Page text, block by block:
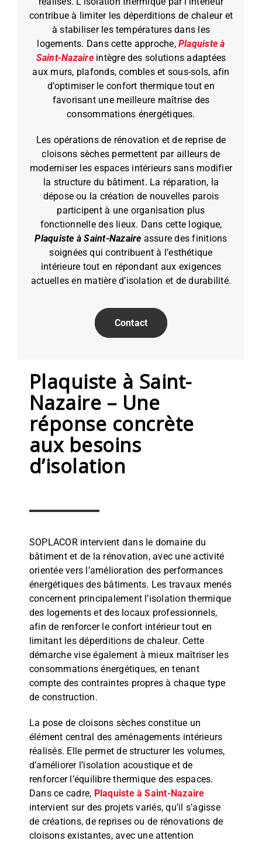
contribue à limiter les déperditions de chaleur et
à stabiliser les températures dans les
logements. Dans cette approche,Plaquiste à
Saint-Nazaireintègre des solutions adaptées
aux murs, plafonds, combles et sous-sols, afin
d’optimiser le confort thermique tout en
favorisant une meilleure maîtrise des
consommations énergétiques.
Les opérations de rénovation et de reprise de
cloisons sèches permettent par ailleurs de
moderniser les espaces intérieurs sans modifier
la structure du bâtiment. La réparation, la
dépose ou la création de nouvelles parois
participent à une organisation plus
fonctionnelle des lieux. Dans cette logique,
Plaquiste à Saint-Nazaire assure des finitions
soignées qui contribuent à l’esthétique
intérieure tout en répondant aux exigences
actuelles en matière d’isolation et de durabilité.
Contact
Plaquiste à Saint-
Nazaire – Une
réponse concrète
aux besoins
d’isolation
SOPLACOR intervient dans le domaine du
bâtiment et de la rénovation, avec une activité
orientée vers l’amélioration des performances
énergétiques des bâtiments. Les travaux menés
concernent principalement l’isolation thermique
des logements et des locaux professionnels,
afin de renforcer le confort intérieur tout en
limitant les déperditions de chaleur. Cette
démarche vise également à mieux maîtriser les
consommations énergétiques, en tenant
compte des contraintes propres à chaque type
de construction.
La pose de cloisons sèches constitue un
élément central des aménagements intérieurs
réalisés. Elle permet de structurer les volumes,
d’améliorer l’isolation acoustique et de
renforcer l’équilibre thermique des espaces.
Dans ce cadre, Plaquiste à Saint-Nazaire
intervient sur des projets variés, qu’il s’agisse
de créations, de reprises ou de rénovations de
cloisons existantes, avec une attention